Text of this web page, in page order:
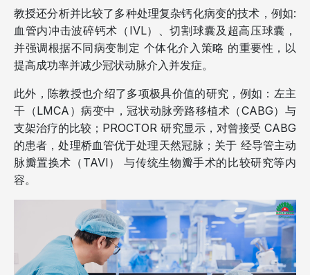
教授还分析并比较了多种处理复杂钙化病变的技术，例如:
血管内冲击波碎钙术（IVL）、切割球囊及超高压球囊，
并强调根据不同病变制定 个体化介入策略 的重要性，以
提高成功率并减少冠状动脉介入并发症。
此外，陈教授也介绍了多项极具价值的研究，例如：左主
干（LMCA）病变中，冠状动脉旁路移植术（CABG）与
支架治疗的比较；PROCTOR 研究显示，对曾接受 CABG
的患者，处理桥血管优于处理天然冠脉；关于 经导管主动
脉瓣置换术（TAVI） 与传统生物瓣手术的比较研究等内
容。